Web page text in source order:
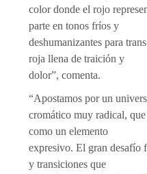
color donde el rojo
parte en tonos fríos y
deshumanizantes para
roja llena de traición y
dolor”, comenta.
“Apostamos por un
cromático muy radical,
como un elemento
expresivo. El gran desafío
y transiciones que